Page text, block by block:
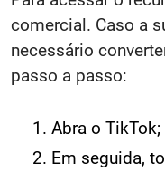
comercial. Caso a
necessário
passo a passo:
Abra o TikTok;
Em seguida,